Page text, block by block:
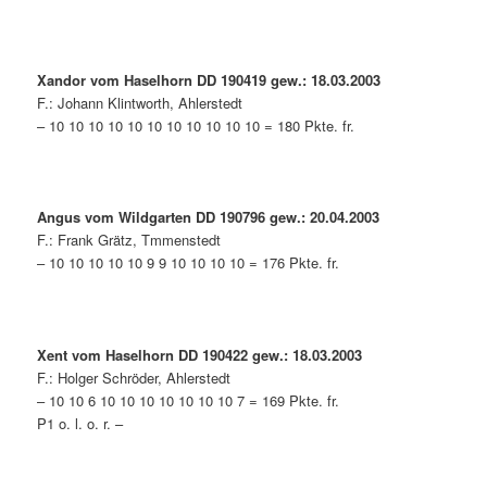
Xandor vom Haselhorn DD 190419 gew.: 18.03.2003
F.: Johann Klintworth, Ahlerstedt
– 10 10 10 10 10 10 10 10 10 10 10 = 180 Pkte. fr.
Angus vom Wildgarten DD 190796 gew.: 20.04.2003
F.: Frank Grätz, Tmmenstedt
– 10 10 10 10 10 9 9 10 10 10 10 = 176 Pkte. fr.
Xent vom Haselhorn DD 190422 gew.: 18.03.2003
F.: Holger Schröder, Ahlerstedt
– 10 10 6 10 10 10 10 10 10 10 7 = 169 Pkte. fr.
P1 o. l. o. r. –